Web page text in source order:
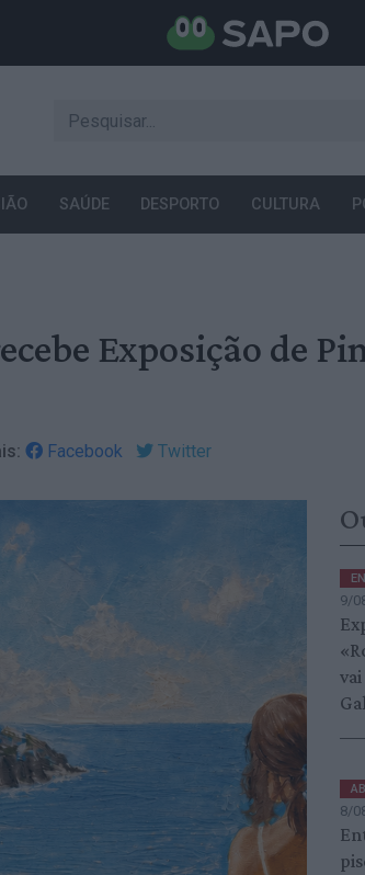
SAÚDE DESPORTO CULTURA
Exposição de
Facebook Twitter
9/
8/